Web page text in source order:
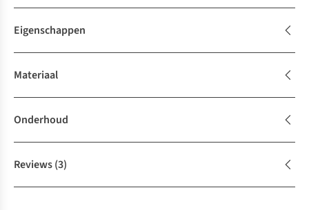
Eigenschappen
Materiaal
Onderhoud
Reviews(3)